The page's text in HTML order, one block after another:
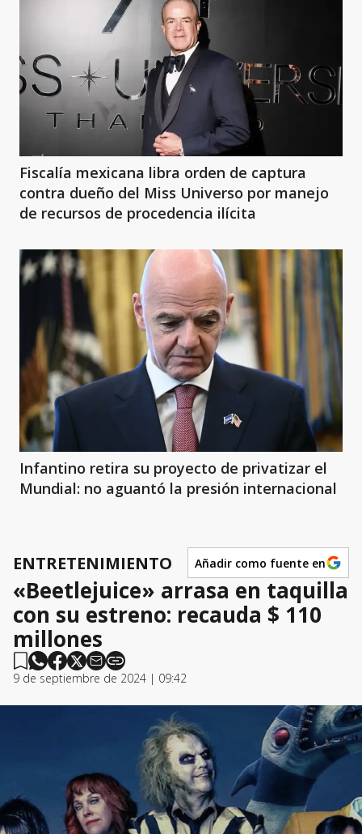
Fiscalía mexicana libra orden de captura
contra dueño del Miss Universo por manejo
de recursos de procedencia ilícita
Infantino retira su proyecto de privatizar el
Mundial: no aguantó la presión internacional
ENTRETENIMIENTO Añadir como fuente en
«Beetlejuice» arrasa en taquilla
con su estreno: recauda $ 110
millones
9 de septiembre de 2024 | 09:42